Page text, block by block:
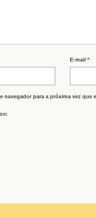
E-mail*
navegador para a próxima vez que